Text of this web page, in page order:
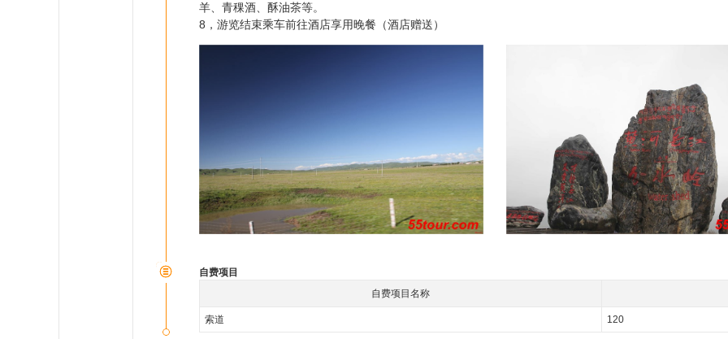
羊、青稞酒、酥油茶等。
8，游览结束乘车前往酒店享用晚餐（酒店赠送）
自费项目
自费项目名称
索道 120